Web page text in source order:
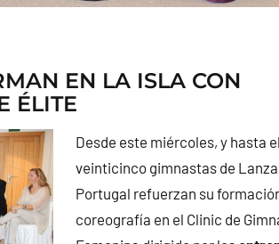
EN LA ISLA CON
ÉLITE
Desde este miércoles, y hasta
veinticinco gimnastas de
Portugal refuerzan su
coreografía en el Clinic de